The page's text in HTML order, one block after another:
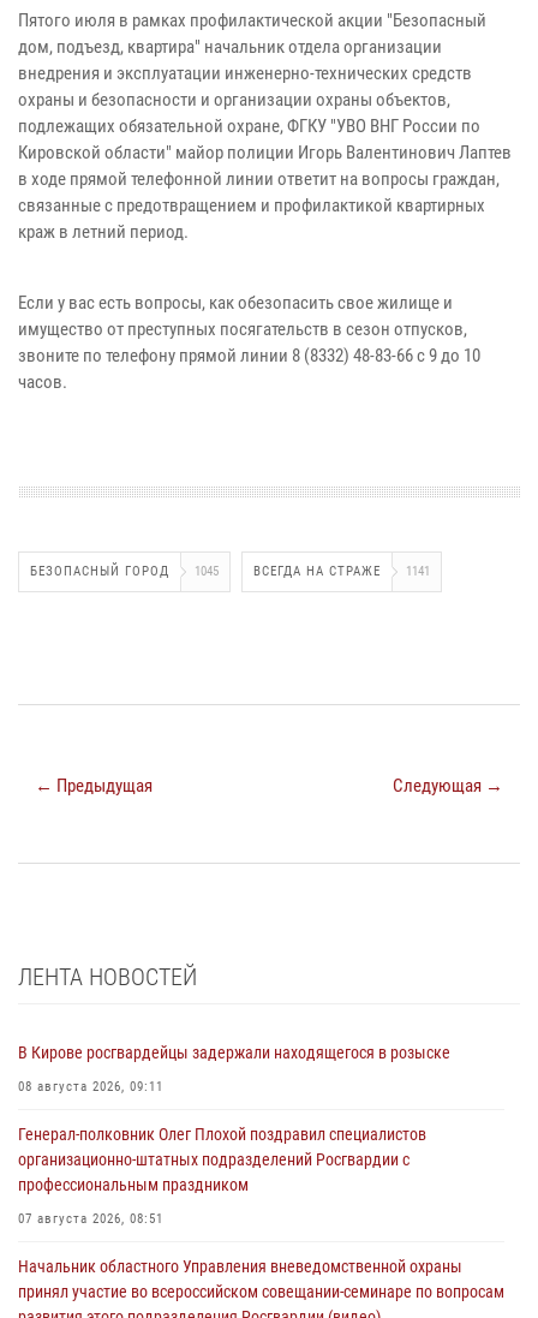
Пятого июля в рамках профилактической акции "Безопасный
дом, подъезд, квартира" начальник отдела организации
внедрения и эксплуатации инженерно-технических средств
охраны и безопасности и организации охраны объектов,
подлежащих обязательной охране, ФГКУ "УВО ВНГ России по
Кировской области" майор полиции Игорь Валентинович Лаптев
в ходе прямой телефонной линии ответит на вопросы граждан,
связанные с предотвращением и профилактикой квартирных
краж в летний период.
Если у вас есть вопросы, как обезопасить свое жилище и
имущество от преступных посягательств в сезон отпусков,
звоните по телефону прямой линии 8 (8332) 48-83-66 с 9 до 10
часов.
БЕЗОПАСНЫЙ ГОРОД 1045 ВСЕГДА НА СТРАЖЕ 1141
← Предыдущая Следующая →
ЛЕНТА НОВОСТЕЙ
В Кирове росгвардейцы задержали находящегося в розыске
08 августа 2026, 09:11
Генерал-полковник Олег Плохой поздравил специалистов
организационно-штатных подразделений Росгвардии с
профессиональным праздником
07 августа 2026, 08:51
Начальник областного Управления вневедомственной охраны
принял участие во всероссийском совещании-семинаре по вопросам